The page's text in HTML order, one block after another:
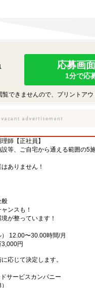
応募画
1分で応
できませんので、プリントアウ
師【正社員】
等、ご自宅から通える範囲の5
ありません！
般
ンスも！
が整っています！
12.00〜30.00時間/月
円
応じて決定します。
サービスカンパニー